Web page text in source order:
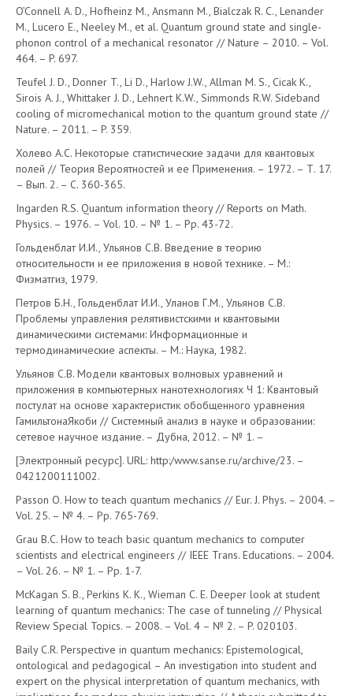
O’Connell A. D., Hofheinz M., Ansmann M., Bialczak R. C., Lenander
M., Lucero E., Neeley M., et al. Quantum ground state and single-
phonon control of a mechanical resonator // Nature – 2010. – Vol.
464. – P. 697.
Teufel J. D., Donner T., Li D., Harlow J.W., Allman M. S., Cicak K.,
Sirois A. J., Whittaker J. D., Lehnert K.W., Simmonds R.W. Sideband
cooling of micromechanical motion to the quantum ground state //
Nature. – 2011. – P. 359.
Холево А.С. Некоторые статистические задачи для квантовых
полей // Теория Вероятностей и ее Применения. – 1972. – Т. 17.
– Вып. 2. – С. 360-365.
Ingarden R.S. Quantum information theory // Reports on Math.
Physics. – 1976. – Vol. 10. – № 1. – Pp. 43-72.
Гольденблат И.И., Ульянов С.В. Введение в теорию
относительности и ее приложения в новой технике. – М.:
Физматгиз, 1979.
Петров Б.Н., Гольденблат И.И., Уланов Г.М., Ульянов С.В.
Проблемы управления релятивистскими и квантовыми
динамическими системами: Информационные и
термодинамические аспекты. – М.: Наука, 1982.
Ульянов С.В. Модели квантовых волновых уравнений и
приложения в компьютерных нанотехнологиях Ч 1: Квантовый
постулат на основе характеристик обобщенного уравнения
ГамильтонаЯкоби // Системный анализ в науке и образовании:
сетевое научное издание. – Дубна, 2012. – № 1. –
[Электронный ресурс]. URL: http:/www.sanse.ru/archive/23. –
0421200111002.
Passon O. How to teach quantum mechanics // Eur. J. Phys. – 2004. –
Vol. 25. – № 4. – Pp. 765-769.
Grau B.C. How to teach basic quantum mechanics to computer
scientists and electrical engineers // IEEE Trans. Educations. – 2004.
– Vol. 26. – № 1. – Pp. 1-7.
McKagan S. B., Perkins K. K., Wieman C. E. Deeper look at student
learning of quantum mechanics: The case of tunneling // Physical
Review Special Topics. – 2008. – Vol. 4 – № 2. – P. 020103.
Baily C.R. Perspective in quantum mechanics: Epistemological,
ontological and pedagogical – An investigation into student and
expert on the physical interpretation of quantum mechanics, with